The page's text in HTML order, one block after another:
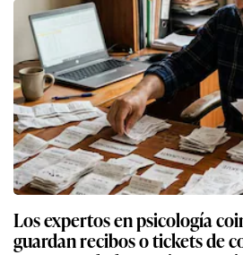
Los expertos en psicología
guardan recibos o tickets de